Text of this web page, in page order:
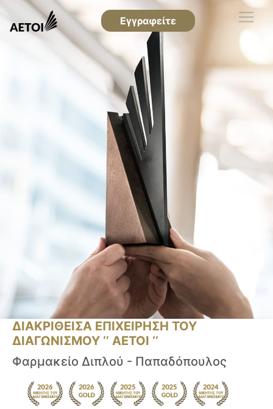
Εγγραφείτε
ΔΙΑΚΡΙΘΕΙΣΑ ΕΠΙΧΕΙΡΗΣΗ ΤΟΥ
ΔΙΑΓΩΝΙΣΜΟΥ ‘’ ΑΕΤΟΙ ‘’
Φαρμακείο Διπλού - Παπαδόπουλος